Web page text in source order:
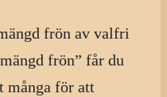
frön av valfri
frön” får du
många för att